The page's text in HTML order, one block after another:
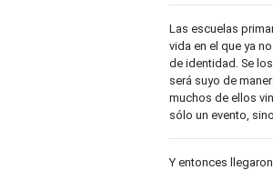
Las escuelas
vida en el que ya
de identidad. Se
será suyo de
muchos de ellos
sólo un evento,
Y entonces